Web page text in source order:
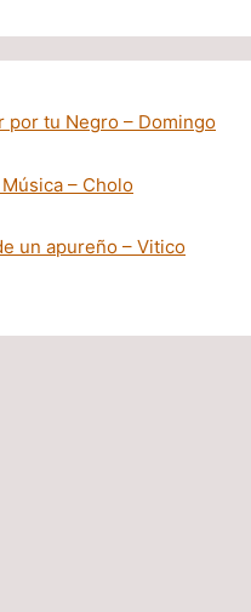
por tu Negro – Domingo
– Cholo
un apureño – Vitico